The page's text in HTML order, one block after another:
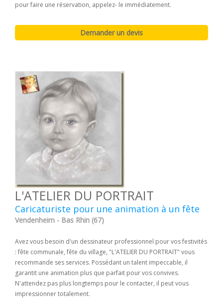
pour faire une réservation, appelez- le immédiatement.
L'ATELIER DU PORTRAIT
Caricaturiste pour une animation à un fête
Vendenheim - Bas Rhin (67)
Avez vous besoin d'un dessinateur professionnel pour vos festivités
: fête communale, fête du village, "L'ATELIER DU PORTRAIT" vous
recommande ses services. Possédant un talent impeccable, il
garantit une animation plus que parfait pour vos convives.
N'attendez pas plus longtemps pour le contacter, il peut vous
impressionner totalement.